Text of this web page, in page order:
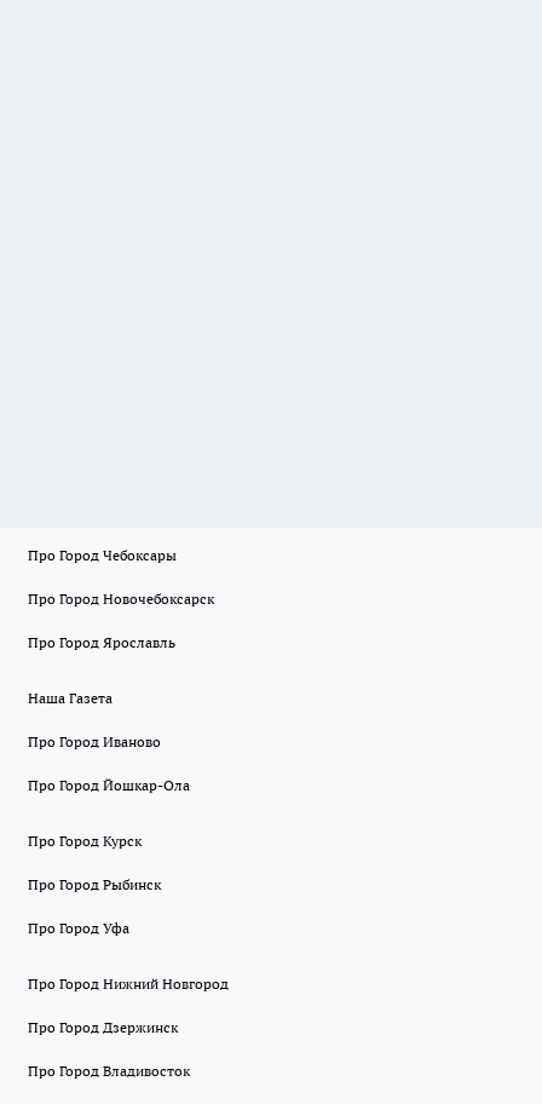
Про Город Чебоксары
Про Город Новочебоксарск
Про Город Ярославль
Наша Газета
Про Город Иваново
Про Город Йошкар-Ола
Про Город Курск
Про Город Рыбинск
Про Город Уфа
Про Город Нижний Новгород
Про Город Дзержинск
Про Город Владивосток